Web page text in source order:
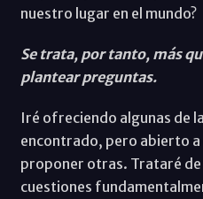
nuestro lugar en el mundo?
Se trata, por tanto, más
plantear preguntas.
Iré ofreciendo algunas de
encontrado, pero abierto a
proponer otras. Trataré
cuestiones